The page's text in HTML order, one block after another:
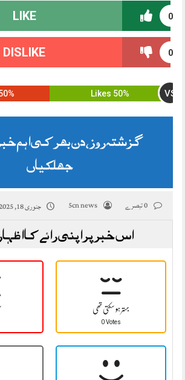
0
LIKE
0
DISLIKE
50% Likes VS
Dislikes
گزشتہ روز،دن بھر کی اہم
جھلکیاں
5cn news جنوری 18, 2025
اس خبر پر اپنی رائے کا
بہتر ہو سکتی تھی
0 Votes